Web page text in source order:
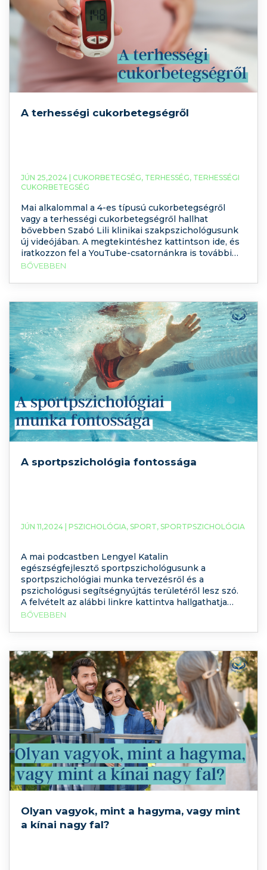
A terhességi cukorbetegségről
JÚN 25,2024 | CUKORBETEGSÉG, TERHESSÉG, TERHESSÉGI
CUKORBETEGSÉG
Mai alkalommal a 4-es típusú cukorbetegségről
vagy a terhességi cukorbetegségről hallhat
bővebben Szabó Lili klinikai szakpszichológusunk
új videójában. A megtekintéshez kattintson ide, és
iratkozzon fel a YouTube-csatornánkra is további
videós tartalmakért! 1991. június 27-én rendezte
az Egészségügyi Világszervezet a cukorbetegek
témával.
BŐVEBBEN
A sportpszichológia fontossága
JÚN 11,2024 | PSZICHOLÓGIA, SPORT, SPORTPSZICHOLÓGIA
A mai podcastben Lengyel Katalin
egészségfejlesztő sportpszichológusunk a
sportpszichológiai munka tervezésről és a
pszichológusi segítségnyújtás területéről lesz szó.
A felvételt az alábbi linkre kattintva hallgathatja
meg. További videós tartalmakért iratkozzon fel a
sportpszichológia? A sportpszichológia
sportolók felkészítésében. Ma már nyilvánvalóvá
vált, hogy a test
BŐVEBBEN
Olyan vagyok, mint a hagyma, vagy mint
a kínai nagy fal?